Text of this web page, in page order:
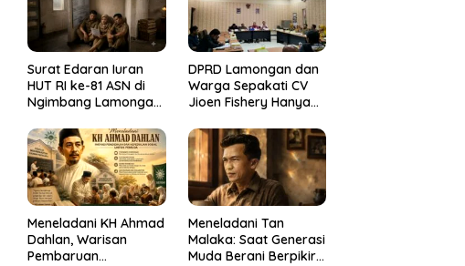
Surat Edaran Iuran
HUT RI ke-81 ASN di
Ngimbang Lamongan
DPRD Lamongan dan
Warga Sepakati CV
Jioen Fishery Hanya
Cold Storage
Meneladani KH Ahmad
Dahlan, Warisan
Pembaruan
Meneladani Tan
Malaka: Saat Generasi
Muda Berani Berpikir